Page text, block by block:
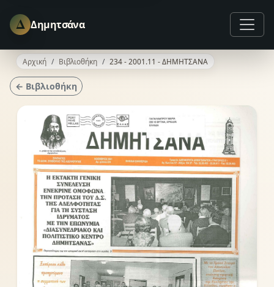
Δ Δημητσάνα
Αρχική Βιβλιοθήκη 234 - 2001.11 - ΔΗΜΗΤΣΑΝΑ
← Βιβλιοθήκη